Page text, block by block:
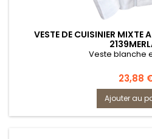
VESTE DE CUISINIER MIXTE
Veste blanche
Prix
23,88
Ajouter au